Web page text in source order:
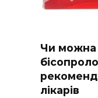
Чи можна
лікарів